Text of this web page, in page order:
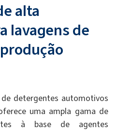
alta
lavagens de
de detergentes automotivos
uma ampla gama de
à base de agentes